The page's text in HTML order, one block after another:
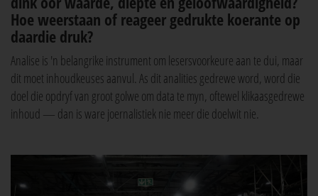
Hoe weerstaan of reageer gedrukte koerante op
daardie druk?
Analise is 'n belangrike instrument om lesersvoorkeure aan te dui, maar
dit moet inhoudkeuses aanvul. As dit analities gedrewe word, word die
doel die opdryf van groot golwe om data te myn, oftewel klikaasgedrewe
inhoud — dan is ware joernalistiek nie meer die doelwit nie.